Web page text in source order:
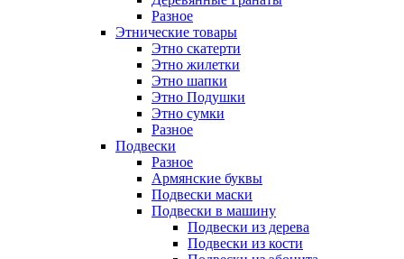
Разное
Этнические товары
Этно скатерти
Этно жилетки
Этно шапки
Этно Подушки
Этно сумки
Разное
Подвески
Разное
Армянские буквы
Подвески маски
Подвески в машину
Подвески из дерева
Подвески из кости